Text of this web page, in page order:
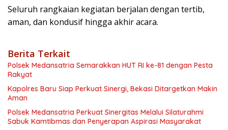
Seluruh rangkaian kegiatan berjalan dengan tertib,
aman, dan kondusif hingga akhir acara.
Berita Terkait
Polsek Medansatria Semarakkan HUT RI ke-81 dengan Pesta
Rakyat
Kapolres Baru Siap Perkuat Sinergi, Bekasi Ditargetkan Makin
Aman
Polsek Medansatria Perkuat Sinergitas Melalui Silaturahmi
Sabuk Kamtibmas dan Penyerapan Aspirasi Masyarakat